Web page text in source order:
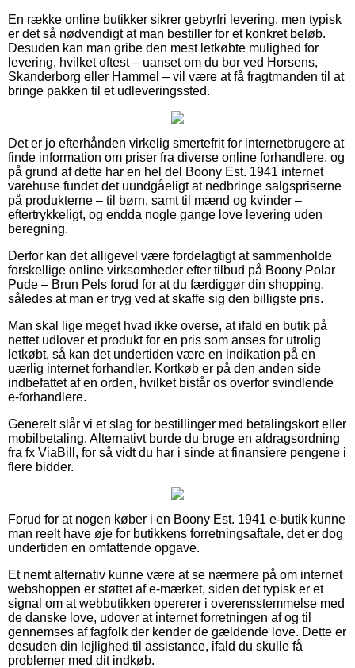
En række online butikker sikrer gebyrfri levering, men typisk
er det så nødvendigt at man bestiller for et konkret beløb.
Desuden kan man gribe den mest letkøbte mulighed for
levering, hvilket oftest – uanset om du bor ved Horsens,
Skanderborg eller Hammel – vil være at få fragtmanden til at
bringe pakken til et udleveringssted.
Det er jo efterhånden virkelig smertefrit for internetbrugere at
finde information om priser fra diverse online forhandlere, og
på grund af dette har en hel del Boony Est. 1941 internet
varehuse fundet det uundgåeligt at nedbringe salgspriserne
på produkterne – til børn, samt til mænd og kvinder –
eftertrykkeligt, og endda nogle gange love levering uden
beregning.
Derfor kan det alligevel være fordelagtigt at sammenholde
forskellige online virksomheder efter tilbud på Boony Polar
Pude – Brun Pels forud for at du færdiggør din shopping,
således at man er tryg ved at skaffe sig den billigste pris.
Man skal lige meget hvad ikke overse, at ifald en butik på
nettet udlover et produkt for en pris som anses for utrolig
letkøbt, så kan det undertiden være en indikation på en
uærlig internet forhandler. Kortkøb er på den anden side
indbefattet af en orden, hvilket bistår os overfor svindlende
e-forhandlere.
Generelt slår vi et slag for bestillinger med betalingskort eller
mobilbetaling. Alternativt burde du bruge en afdragsordning
fra fx ViaBill, for så vidt du har i sinde at finansiere pengene i
flere bidder.
Forud for at nogen køber i en Boony Est. 1941 e-butik kunne
man reelt have øje for butikkens forretningsaftale, det er dog
undertiden en omfattende opgave.
Et nemt alternativ kunne være at se nærmere på om internet
webshoppen er støttet af e-mærket, siden det typisk er et
signal om at webbutikken opererer i overensstemmelse med
de danske love, udover at internet forretningen af og til
gennemses af fagfolk der kender de gældende love. Dette er
desuden din lejlighed til assistance, ifald du skulle få
problemer med dit indkøb.